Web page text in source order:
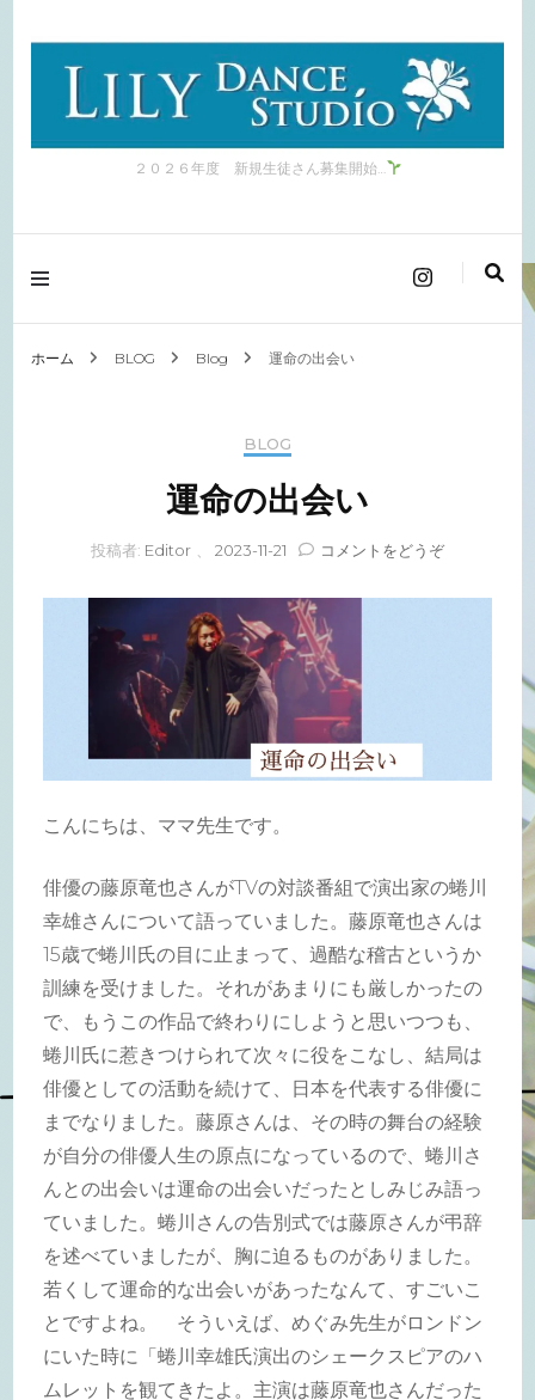
２０２６年度 新規生徒さん募集開始…
ホーム BLOG Blog 運命の出会い
BLOG
運命の出会い
投稿者: Editor 2023-11-21 コメントをどうぞ(運
の
こんにちは、ママ先生です。
俳優の藤原竜也さんがTVの対談番組で演出家の蜷川
幸雄さんについて語っていました。藤原竜也さんは
15歳で蜷川氏の目に止まって、過酷な稽古というか
訓練を受けました。それがあまりにも厳しかったの
で、もうこの作品で終わりにしようと思いつつも、
蜷川氏に惹きつけられて次々に役をこなし、結局は
俳優としての活動を続けて、日本を代表する俳優に
までなりました。藤原さんは、その時の舞台の経験
が自分の俳優人生の原点になっているので、蜷川さ
んとの出会いは運命の出会いだったとしみじみ語っ
ていました。蜷川さんの告別式では藤原さんが弔辞
を述べていましたが、胸に迫るものがありました。
若くして運命的な出会いがあったなんて、すごいこ
とですよね。 そういえば、めぐみ先生がロンドン
にいた時に「蜷川幸雄氏演出のシェークスピアのハ
ムレットを観てきたよ。主演は藤原竜也さんだった